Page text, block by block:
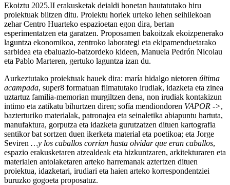
Ekoiztu 2025.II erakusketak deialdi honetan hautatutako hiru
proiektuak biltzen ditu. Proiektu horiek urteko lehen seihilekoan
zehar Centro Huarteko espazioetan egon dira, bertan
esperimentatzen eta garatzen. Proposamen bakoitzak ekoizpenerako
laguntza ekonomikoa, zentroko laborategi eta ekipamenduetarako
sarbidea eta ebaluazio-batzordeko kideen, Manuela Pedrón Nicolau
eta Pablo Marteren, gertuko laguntza izan du.
Aurkeztutako proiektuak hauek dira: maría hidalgo nietoren última
acampada, super8 formatuan filmatutako irudiak, idazketa eta zinea
uztartuz familia-memorian murgiltzen dena, non irudiak kontakizun
intimo eta zatikatu bihurtzen diren; sofía mendiondoren VAPOR ->,
bazterturiko materialak, patronajea eta seinaletika abiapuntu hartuta,
manufaktura, gorputza eta idazketa gurutzatzen dituen kartografia
sentikor bat sortzen duen ikerketa material eta poetikoa; eta Jorge
Seviren …y los caballos corrían hasta olvidar que eran caballos,
espazio erakusketaren atzealdeak eta hizkuntzaren, arkitekturaren eta
materialen antolaketaren arteko harremanak aztertzen dituen
proiektua, idazketari, irudiari eta haien arteko korrespondentziei
buruzko gogoeta proposatuz.